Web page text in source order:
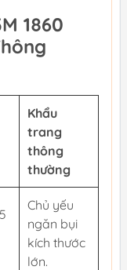
1860
Khẩu
trang
thông
thường
Chủ yếu
ngăn bụi
kích thước
lớn.